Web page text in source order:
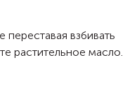
взбивать
растительное масло.